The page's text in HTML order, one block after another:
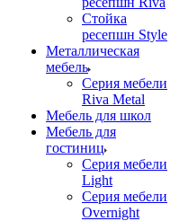
Стойка
ресепшн Style
Металлическая
мебель
Серия мебели
Riva Metal
Мебель для школ
Мебель для
гостиниц
Серия мебели
Light
Серия мебели
Overnight